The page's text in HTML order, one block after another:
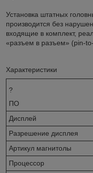
Установка штатных
производится без
входящие в комплект,
«разъем в разъем» (pin-
Характеристики
?
ПО
Дисплей
Разрешение дисплея
Артикул магнитолы
Процессор